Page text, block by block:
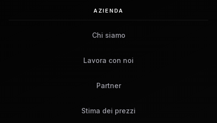
AZIENDA
Chi siamo
Lavora con noi
Partner
Stima dei prezzi